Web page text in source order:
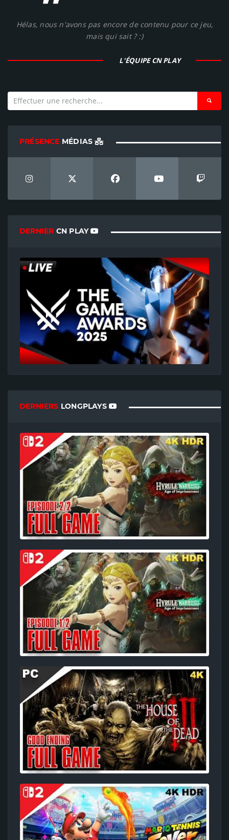
Hélas, nous n'avons pas encore de contenu pour ce jeu,
mais qui sait ? :)
L'ÉQUIPE CN PLAY
PRÉSENCE MÉDIAS
DERNIER CN PLAY
DERNIERS LONGPLAYS